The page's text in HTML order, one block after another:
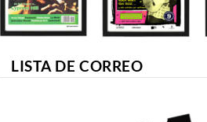
LISTA DE CORREO